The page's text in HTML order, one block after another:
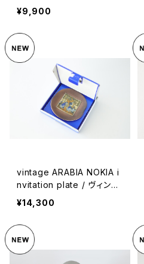
wn / ヴィンテージ アラビア
ソルト＆ペッパーシェーカー
茶
¥9,900
vintage ARABIA NOKIA i
nvitation plate / ヴィンテ
ージ アラビア ノキアのイベ
ント招待状
¥14,300